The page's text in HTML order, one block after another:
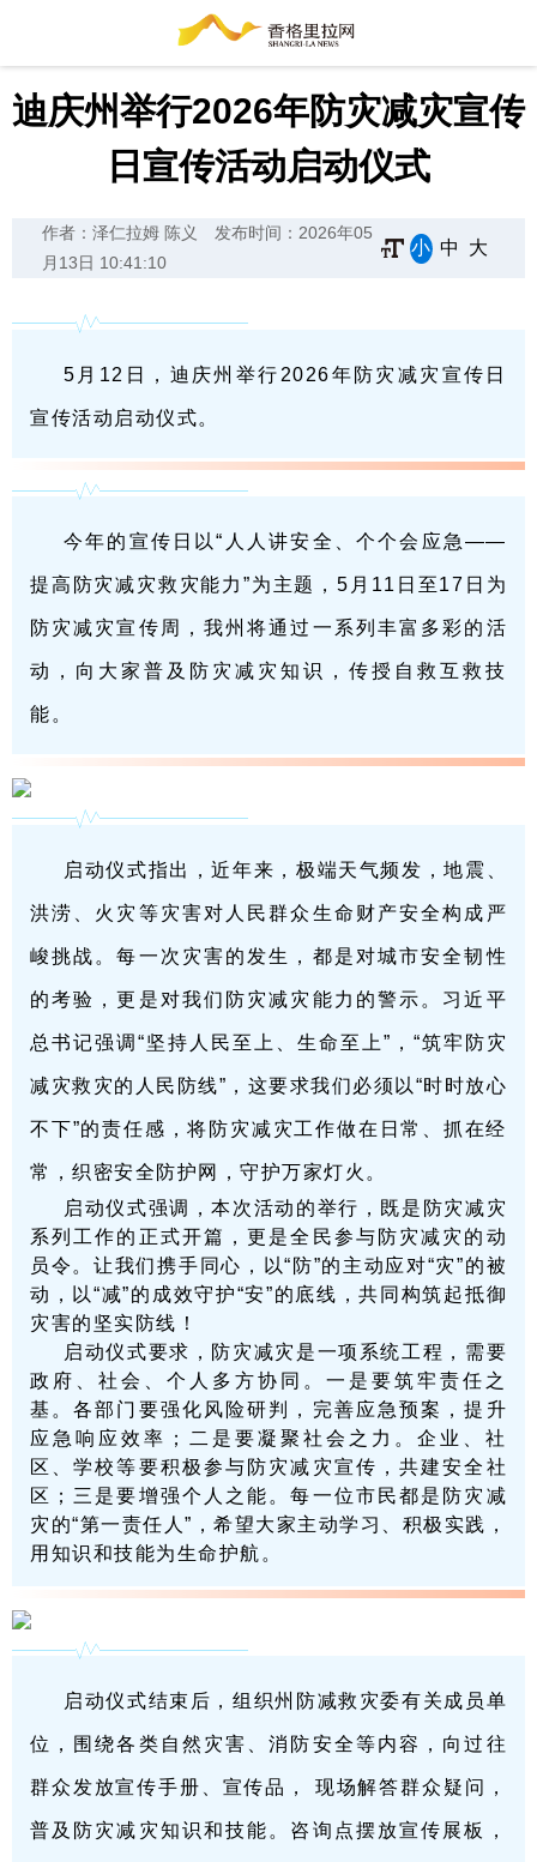
迪庆州举行2026年防灾减灾宣传
日宣传活动启动仪式
作者：泽仁拉姆 陈义
发布时间：2026年05
月13日 10:41:10
小 中 大
5月12日，迪庆州举行2026年防灾减灾宣传日
宣传活动启动仪式。
今年的宣传日以“人人讲安全、个个会应急——
提高防灾减灾救灾能力”为主题，5月11日至17日为
防灾减灾宣传周，我州将通过一系列丰富多彩的活
动，向大家普及防灾减灾知识，传授自救互救技
能。
启动仪式指出，近年来，极端天气频发，地震、
洪涝、火灾等灾害对人民群众生命财产安全构成严
峻挑战。每一次灾害的发生，都是对城市安全韧性
的考验，更是对我们防灾减灾能力的警示。习近平
总书记强调“坚持人民至上、生命至上”，“筑牢防灾
减灾救灾的人民防线”，这要求我们必须以“时时放心
不下”的责任感，将防灾减灾工作做在日常、抓在经
常，织密安全防护网，守护万家灯火。
启动仪式强调，本次活动的举行，既是防灾减灾
系列工作的正式开篇，更是全民参与防灾减灾的动
员令。让我们携手同心，以“防”的主动应对“灾”的被
动，以“减”的成效守护“安”的底线，共同构筑起抵御
灾害的坚实防线！
启动仪式要求，防灾减灾是一项系统工程，需要
政府、社会、个人多方协同。一是要筑牢责任之
基。各部门要强化风险研判，完善应急预案，提升
应急响应效率；二是要凝聚社会之力。企业、社
区、学校等要积极参与防灾减灾宣传，共建安全社
区；三是要增强个人之能。每一位市民都是防灾减
灾的“第一责任人”，希望大家主动学习、积极实践，
用知识和技能为生命护航。
启动仪式结束后，组织州防减救灾委有关成员单
位，围绕各类自然灾害、消防安全等内容，向过往
群众发放宣传手册、宣传品， 现场解答群众疑问，
普及防灾减灾知识和技能。咨询点摆放宣传展板，